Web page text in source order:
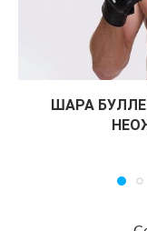
ШАРА